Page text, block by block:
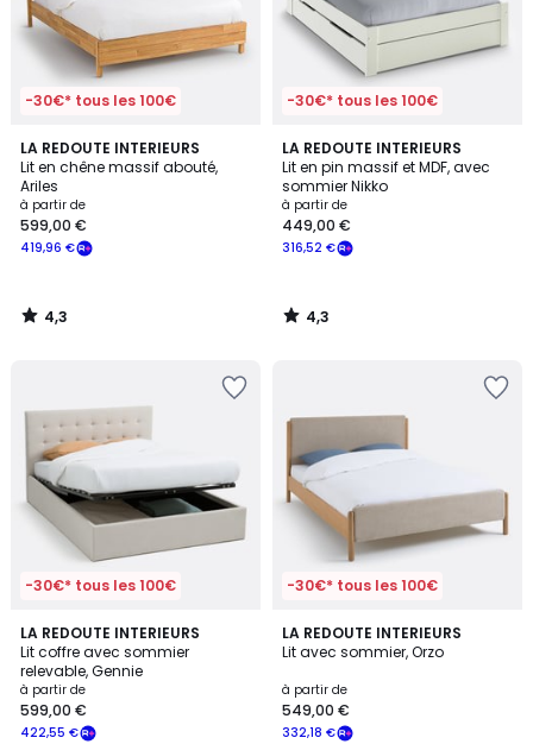
-30€* tous les 100€
LA REDOUTE INTERIEURS
Lit en chêne massif abouté,
Ariles
à partir de
419,96 €
599,00 €
4,3
/ 5
4,3
/
-30€* tous les 100€
LA REDOUTE INTERIEURS
Lit en pin massif et MDF, avec
sommier Nikko
à partir de
316,52 €
449,00 €
4,3
/ 5
4,3
/
-30€* tous les 100€
LA REDOUTE INTERIEURS
Lit coffre avec sommier
relevable, Gennie
à partir de
422,55 €
599,00 €
3,9
/ 5
-30€* tous les 100€
LA REDOUTE INTERIEURS
Lit avec sommier, Orzo
à partir de
332,18 €
549,00 €
4
/